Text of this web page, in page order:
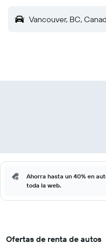
Vancouver, BC,
Ahorra hasta un 40% en
toda la web.
Ofertas de renta de autos